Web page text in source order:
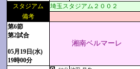
スタジアム
埼玉スタジアム２００２
備考
第6節
第2試合
05月19日(水)
19時00分
湘南ベルマーレ